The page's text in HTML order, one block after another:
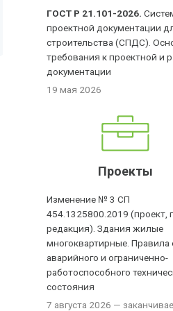
ГОСТ Р 21.101-2026.
проектной документации
строительства (СПДС).
требования к проектной и
документации
19 мая 2026
Проекты
Изменение № 3 СП
454.1325800.2019 (проект,
редакция). Здания жилые
многоквартирные. Правила
аварийного и ограниченно-
работоспособного
состояния
7 августа 2026 —